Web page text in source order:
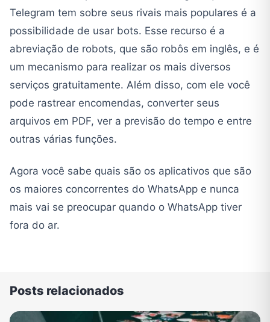
Telegram tem sobre seus rivais mais populares é a
possibilidade de usar bots. Esse recurso é a
abreviação de robots, que são robôs em inglês, e é
um mecanismo para realizar os mais diversos
serviços gratuitamente. Além disso, com ele você
pode rastrear encomendas, converter seus
arquivos em PDF, ver a previsão do tempo e entre
outras várias funções.
Agora você sabe quais são os aplicativos que são
os maiores concorrentes do WhatsApp e nunca
mais vai se preocupar quando o WhatsApp tiver
fora do ar.
Posts relacionados